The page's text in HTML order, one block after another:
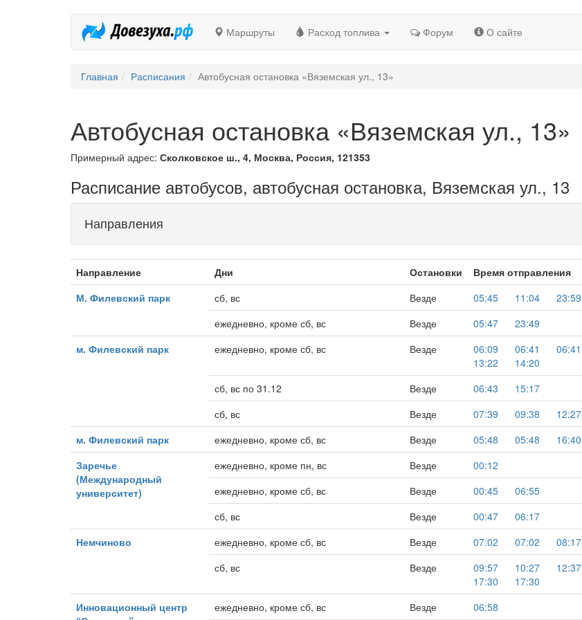
Маршруты Расход топлива Форум О сайте
Главная Расписания Автобусная остановка «Вяземская ул., 13»
Автобусная остановка «Вяземская ул., 13»
Примерный адрес: Сколковское ш., 4, Москва, Россия, 121353
Расписание автобусов, автобусная остановка, Вяземская ул., 13
Направления
Направление Дни Остановки
Время отправления
М. Филевский парк
сб, вс Везде 05:45 11:04
23:59
ежедневно, кроме сб, вс
Везде 05:47
23:49
м. Филевский парк
ежедневно, кроме сб, вс Везде 06:09 06:41 06:41
13:22
14:20
сб, вс по 31.12
Везде 06:43
15:17
сб, вс
Везде 07:39 09:38 12:27
м. Филевский парк
ежедневно, кроме сб, вс Везде 05:48 05:48
16:40
Заречье
(Международный
университет)
ежедневно, кроме пн, вс Везде
00:12
ежедневно, кроме сб, вс
Везде 00:45
06:55
сб, вс
Везде 00:47
06:17
Немчиново
ежедневно, кроме сб, вс Везде 07:02 07:02 08:17
сб, вс
Везде 09:57 10:27 12:37
17:30
17:30
Инновационный центр
ежедневно, кроме сб, вс Везде 06:58